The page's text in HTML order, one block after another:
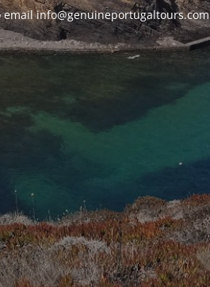
info@genuineportugaltours.com